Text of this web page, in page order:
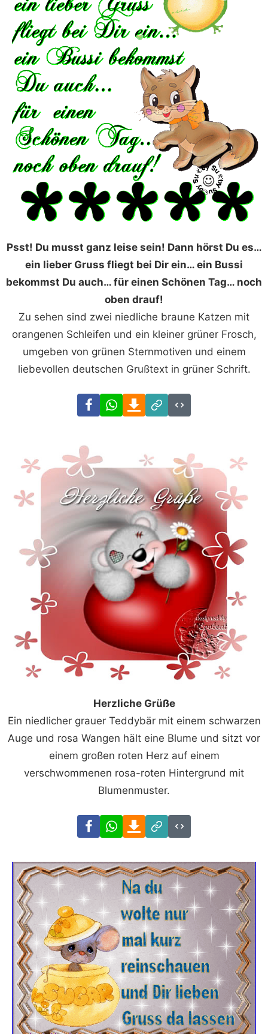
Psst! Du musst ganz leise sein! Dann hörst Du es…
ein lieber Gruss fliegt bei Dir ein… ein Bussi
bekommst Du auch… für einen Schönen Tag… noch
oben drauf!
Zu sehen sind zwei niedliche braune Katzen mit
orangenen Schleifen und ein kleiner grüner Frosch,
umgeben von grünen Sternmotiven und einem
liebevollen deutschen Grußtext in grüner Schrift.
FacebookWhatsAppDownload
Link
Code
Herzliche Grüße
Ein niedlicher grauer Teddybär mit einem schwarzen
Auge und rosa Wangen hält eine Blume und sitzt vor
einem großen roten Herz auf einem
verschwommenen rosa-roten Hintergrund mit
Blumenmuster.
FacebookWhatsAppDownload
Link
Code